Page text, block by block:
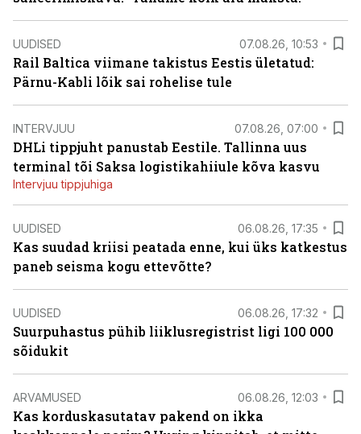
UUDISED 07.08.26, 10:53
Rail Baltica viimane takistus Eestis ületatud:
Pärnu-Kabli lõik sai rohelise tule
INTERVJUU 07.08.26, 07:00
DHLi tippjuht panustab Eestile. Tallinna uus
terminal tõi Saksa logistikahiiule kõva kasvu
Intervjuu tippjuhiga
UUDISED 06.08.26, 17:35
Kas suudad kriisi peatada enne, kui üks katkestus
paneb seisma kogu ettevõtte?
UUDISED 06.08.26, 17:32
Suurpuhastus pühib liiklusregistrist ligi 100 000
sõidukit
ARVAMUSED 06.08.26, 12:03
Kas korduskasutatav pakend on ikka